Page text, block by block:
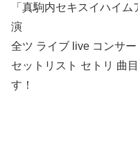
「真駒内セキスイハイ
演
全ツ ライブ live コンサー
セットリスト セトリ 曲
す！